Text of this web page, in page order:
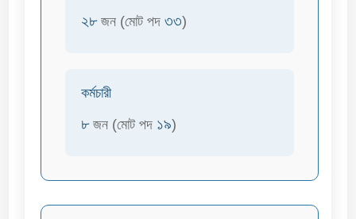
২৮জন (মোট পদ৩৩)
কর্মচারী
৮জন (মোট পদ ১৯)